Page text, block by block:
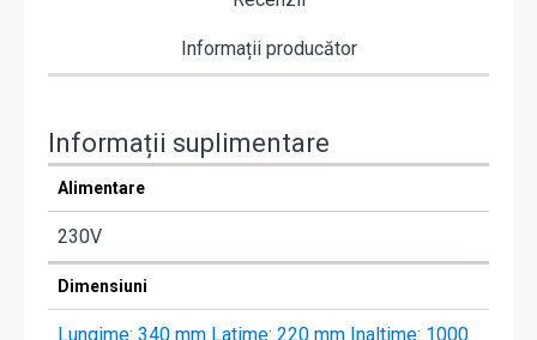
Informații producător
Informații suplimentare
Alimentare
230V
Dimensiuni
Lungime: 340 mm Latime: 220 mm Inaltime: 1000